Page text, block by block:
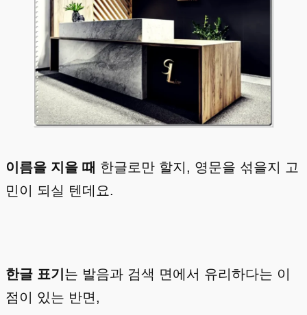
이름을 지을 때 한글로만 할지, 영문을 섞을지 고
민이 되실 텐데요.
한글 표기 는 발음과 검색 면에서 유리하다는 이
점이 있는 반면,